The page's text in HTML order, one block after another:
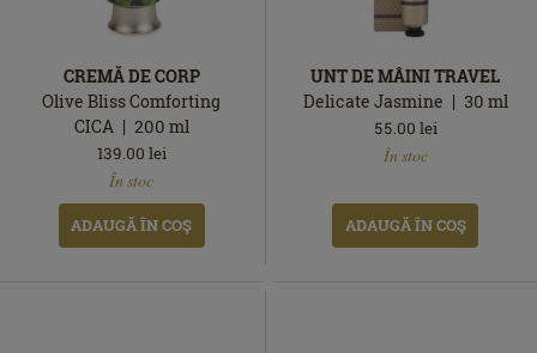
CREMĂ DE CORP
Olive Bliss Comforting
CICA
200 ml
139.00 lei
În stoc
ADAUGĂ ÎN COŞ
UNT DE MÂINI TRAVEL
Delicate Jasmine
30 ml
55.00 lei
În stoc
ADAUGĂ ÎN COŞ